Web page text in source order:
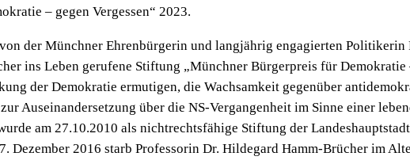
– gegen Vergessen“ 2023.
der Münchner Ehrenbürgerin und langjährig engagierten Politikerin
ins Leben gerufene Stiftung „Münchner Bürgerpreis für Demokratie
der Demokratie ermutigen, die Wachsamkeit gegenüber
Auseinandersetzung über die NS-Vergangenheit im Sinne einer
am 27.10.2010 als nichtrechtsfähige Stiftung der
Dezember 2016 starb Professorin Dr. Hildegard Hamm-Brücher im